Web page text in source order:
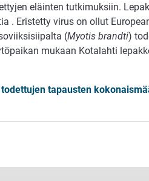
eläinten tutkimuksiin.
. Eristetty virus on ollut
(Myotis brandti)
mukaan Kotalahti
tapausten